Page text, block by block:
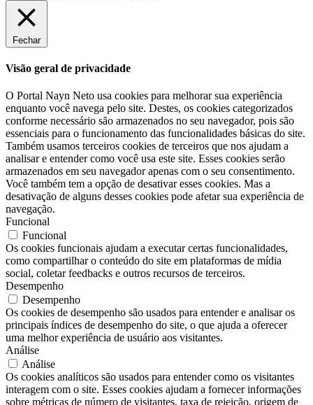
Fechar
Visão geral de privacidade
O Portal Nayn Neto usa cookies para melhorar sua experiência
enquanto você navega pelo site. Destes, os cookies categorizados
conforme necessário são armazenados no seu navegador, pois são
essenciais para o funcionamento das funcionalidades básicas do site.
Também usamos terceiros cookies de terceiros que nos ajudam a
analisar e entender como você usa este site. Esses cookies serão
armazenados em seu navegador apenas com o seu consentimento.
Você também tem a opção de desativar esses cookies. Mas a
desativação de alguns desses cookies pode afetar sua experiência de
navegação.
Funcional
Funcional
Os cookies funcionais ajudam a executar certas funcionalidades,
como compartilhar o conteúdo do site em plataformas de mídia
social, coletar feedbacks e outros recursos de terceiros.
Desempenho
Desempenho
Os cookies de desempenho são usados ​​para entender e analisar os
principais índices de desempenho do site, o que ajuda a oferecer
uma melhor experiência de usuário aos visitantes.
Análise
Análise
Os cookies analíticos são usados ​​para entender como os visitantes
interagem com o site. Esses cookies ajudam a fornecer informações
sobre métricas de número de visitantes, taxa de rejeição, origem de